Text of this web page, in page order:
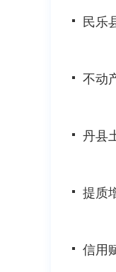
民乐
不动
丹县
提质
信用